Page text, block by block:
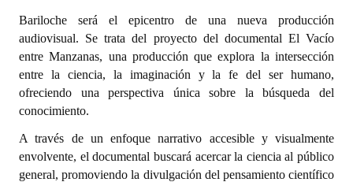
Informes de Gestión
Proyectos Presentados
Dictámenes Asesoría Letrada
Actas de Sesión
Informes de Unidad Coordinadora
Ejecución Presupuestaria
Bariloche será el epicentro de una nueva producción
audiovisual. Se trata del proyecto del documental El Vacío
entre Manzanas, una producción que explora la intersección
entre la ciencia, la imaginación y la fe del ser humano,
ofreciendo una perspectiva única sobre la búsqueda del
conocimiento.
A través de un enfoque narrativo accesible y visualmente
envolvente, el documental buscará acercar la ciencia al público
general, promoviendo la divulgación del pensamiento científico